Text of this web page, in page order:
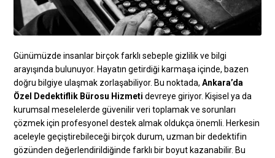
Günümüzde insanlar birçok farklı sebeple gizlilik ve bilgi
arayışında bulunuyor. Hayatın getirdiği karmaşa içinde, bazen
doğru bilgiye ulaşmak zorlaşabiliyor. Bu noktada,Ankara’da
Özel Dedektiflik Bürosu Hizmeti devreye giriyor. Kişisel ya da
kurumsal meselelerde güvenilir veri toplamak ve sorunları
çözmek için profesyonel destek almak oldukça önemli. Herkesin
aceleyle geçiştirebileceği birçok durum, uzman bir dedektifin
gözünden değerlendirildiğinde farklı bir boyut kazanabilir. Bu